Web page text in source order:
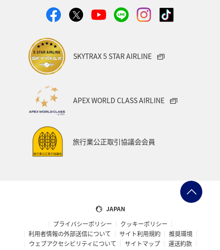
スルガ銀行ANA支店
預金やローン取引の他、クレジットカード等の口座振替で
15歳（中学生を除く）からお申込みできるVisaデビットカ
ードを発行しています。
口座振替⇒1件5マイル
給与振込⇒毎月50マイル
定期預金⇒10万円ごと210マイル
投資信託⇒10万円ごと20マイル
カードローン⇒毎月最大60マイルなど
ANAマイレージクラブ会員様だけが加入いただける特別な
保険です。あなたが安心して人生を楽しめるように、いつ
SKYTRAX 5 STAR AIRLINE
APEX WORLD CLASS AIRLINE
旅行業公正取引協議会会員
JAPAN
プライバシーポリシー
クッキーポリシー
利用者情報の外部送信について
サイト利用規約
推奨環境
ウェブアクセシビリティについて
サイトマップ
運送約款